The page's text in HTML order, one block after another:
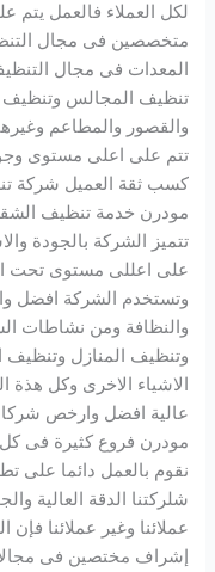
لكل العملاء فالعمل
متخصصين فى مجال
المعدات فى مجال
تنظيف المجالس وتنظيف
والقصور والمطاعم
تتم على اعلى مستوى
كسب ثقة العميل شركة
مودرن خدمة تنظيف
تتميز الشركة بالجودة
على اعللى مستوى تحت
وتستخدم الشركة افضل
والنظافة ومن نشاطات
وتنظيف المنازل وتنظيف
الاشياء الاخرى وكل
عالية افضل وارخص
مودرن فروع كثيرة فى كل
نقوم بالعمل دائما على
شلركتنا الدقة العالية
عملائنا وغير عملائنا
إشراف مختصين فى